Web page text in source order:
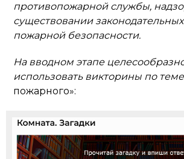
противопожарной службы,
существовании законодательных
пожарной безопасности.
На вводном этапе
использовать викторины по теме
пожарного»: